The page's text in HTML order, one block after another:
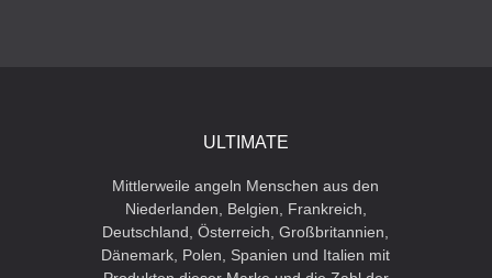
ULTIMATE
Mittlerweile angeln Menschen aus den
Niederlanden, Belgien, Frankreich,
Deutschland, Österreich, Großbritannien,
Dänemark, Polen, Spanien und Italien mit